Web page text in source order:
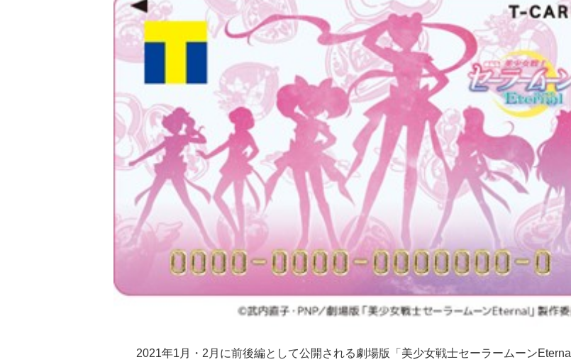
2021年1月・2月に前後編として公開される劇場版「美少女戦士セーラームーンEterna